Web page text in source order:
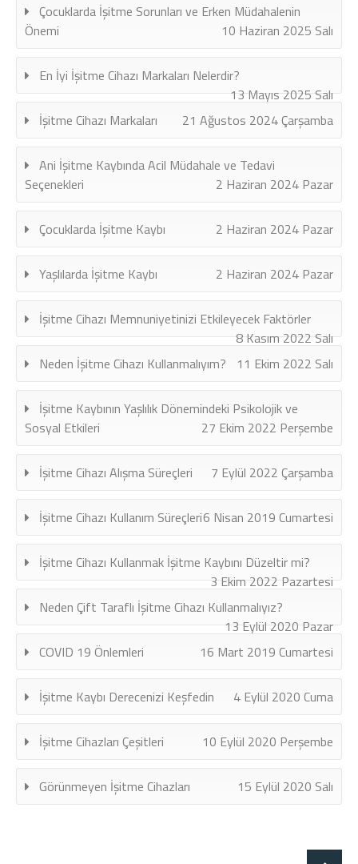
Çocuklarda İşitme Sorunları ve Erken Müdahalenin
Önemi
10 Haziran 2025 Salı
En İyi İşitme Cihazı Markaları Nelerdir?
13 Mayıs 2025 Salı
İşitme Cihazı Markaları
21 Ağustos 2024 Çarşamba
Ani İşitme Kaybında Acil Müdahale ve Tedavi
Seçenekleri
2 Haziran 2024 Pazar
Çocuklarda İşitme Kaybı 2 Haziran 2024 Pazar
Yaşlılarda İşitme Kaybı 2 Haziran 2024 Pazar
İşitme Cihazı Memnuniyetinizi Etkileyecek Faktörler
8 Kasım 2022 Salı
Neden İşitme Cihazı Kullanmalıyım?
11 Ekim 2022 Salı
İşitme Kaybının Yaşlılık Dönemindeki Psikolojik ve
Sosyal Etkileri
27 Ekim 2022 Perşembe
İşitme Cihazı Alışma Süreçleri 7 Eylül 2022 Çarşamba
İşitme Cihazı Kullanım Süreçleri6 Nisan 2019 Cumartesi
İşitme Cihazı Kullanmak İşitme Kaybını Düzeltir mi?
3 Ekim 2022 Pazartesi
Neden Çift Taraflı İşitme Cihazı Kullanmalıyız?
13 Eylül 2020 Pazar
COVID 19 Önlemleri
16 Mart 2019 Cumartesi
İşitme Kaybı Derecenizi Keşfedin 4 Eylül 2020 Cuma
İşitme Cihazları Çeşitleri 10 Eylül 2020 Perşembe
Görünmeyen İşitme Cihazları 15 Eylül 2020 Salı